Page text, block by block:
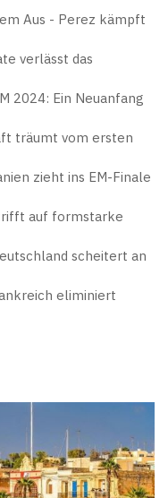
Aus - Perez kämpft
verlässt das
2024: Ein Neuanfang
träumt vom ersten
zieht ins EM-Finale
auf formstarke
scheitert an
eliminiert